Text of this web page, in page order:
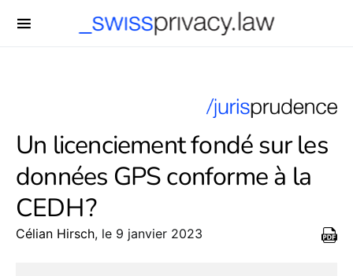
Un licenciement fondé sur les
données GPS conforme à la
CEDH ?
Célian Hirsch, le 9 janvier 2023